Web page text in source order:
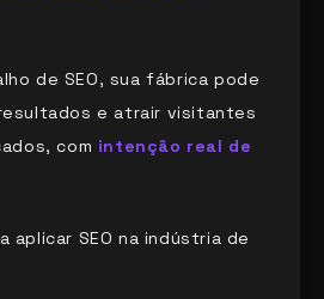
de SEO, sua fábrica pode
e atrair visitantes
com intenção real de
aplicar SEO na indústria de